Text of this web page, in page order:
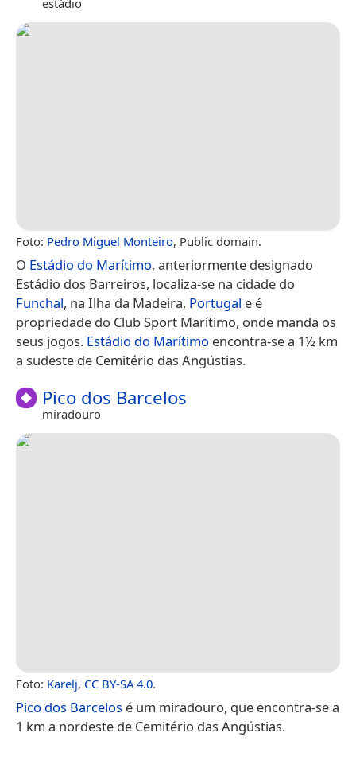
estádio
Foto: Pedro Miguel Monteiro, Public domain.
O Estádio do Marítimo, anteriormente designado
Estádio dos Barreiros, localiza-se na cidade do
Funchal, na Ilha da Madeira, Portugal e é
propriedade do Club Sport Marítimo, onde manda os
seus jogos. Estádio do Marítimo encontra-se a 1½ km
a sudeste de Cemitério das Angústias.
Pico dos Barcelos
miradouro
Foto: Karelj, CC BY-SA 4.0.
Pico dos Barcelos é um miradouro, que encontra-se a
1 km a nordeste de Cemitério das Angústias.